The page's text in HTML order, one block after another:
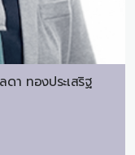
ดา ทองประเสริฐ